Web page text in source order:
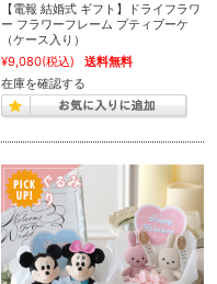
【電報 結婚式 ギフト】ドライフラワ
ー フラワーフレーム プティブーケ
（ケース入り）
¥9,080(税込)
送料無料
在庫を確認する